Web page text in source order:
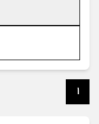
1